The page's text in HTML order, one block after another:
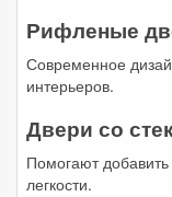
Рифленые
Современное
интерьеров.
Двери со
Помогают
легкости.